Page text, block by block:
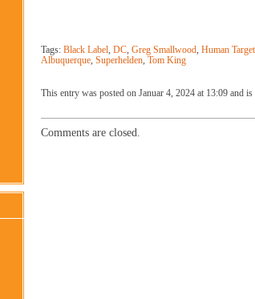
Tags: Black Label, DC, Greg Smallwood, Human Target
Albuquerque, Superhelden, Tom King
This entry was posted on Januar 4, 2024 at 13:09 and
Comments are closed.